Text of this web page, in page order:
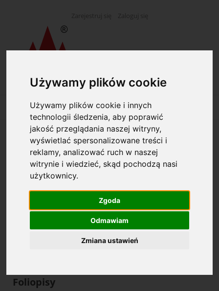
Używamy plików cookie
Używamy plików cookie i innych
technologii śledzenia, aby poprawić
jakość przeglądania naszej witryny,
wyświetlać spersonalizowane treści i
reklamy, analizować ruch w naszej
witrynie i wiedzieć, skąd pochodzą nasi
użytkownicy.
Zgoda
Odmawiam
Zmiana ustawień
Opcje przeglądania
Kategorie: Foliopisy
Producent: (wybierz)
Foliopisy